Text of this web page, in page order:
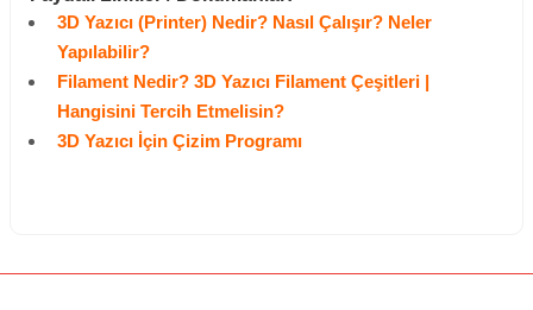
3D Yazıcı (Printer) Nedir? Nasıl Çalışır? Neler
Yapılabilir?
Filament Nedir? 3D Yazıcı Filament Çeşitleri |
Hangisini Tercih Etmelisin?
3D Yazıcı İçin Çizim Programı